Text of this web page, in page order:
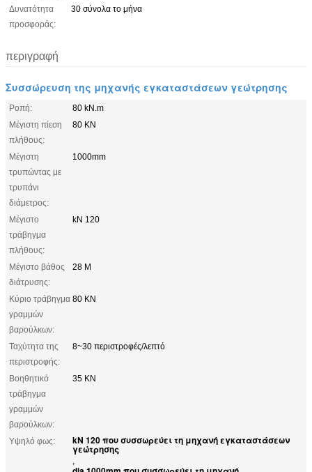
Δυνατότητα
προσφοράς:
30 σύνολα το μήνα
περιγραφή
Συσσώρευση της μηχανής εγκαταστάσεων γεώτρησης
Ροπή:
80 kN.m
Μέγιστη πίεση
πλήθους:
80 KN
Μέγιστη
τρυπώντας με
τρυπάνι
διάμετρος:
1000mm
Μέγιστο
τράβηγμα
πλήθους:
kN 120
Μέγιστο βάθος
διάτρυσης:
28 Μ
Κύριο τράβηγμα
γραμμών
βαρούλκων:
80 KN
Ταχύτητα της
περιστροφής:
8~30 περιστροφές/λεπτό
Βοηθητικό
τράβηγμα
γραμμών
βαρούλκων:
35 KN
Υψηλό φως: kN 120 που συσσωρεύει τη μηχανή εγκαταστάσεων
γεώτρησης
,